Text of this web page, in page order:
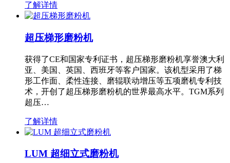
了解详情
超压梯形磨粉机
获得了CE和国家专利证书，超压梯形磨粉机享誉澳大利
亚、美国、英国、西班牙等客户国家。该机型采用了梯
形工作面、柔性连接、磨辊联动增压等五项磨机专利技
术，开创了超压梯形磨粉机的世界最高水平。TGM系列
超压…
了解详情
LUM 超细立式磨粉机